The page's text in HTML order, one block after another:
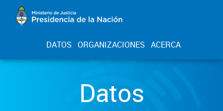
DATOS ORGANIZACIONES ACERCA
Datos